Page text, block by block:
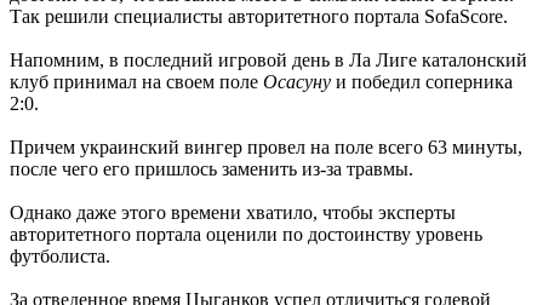
Так решили специалисты авторитетного портала SofaScore.
Напомним, в последний игровой день в Ла Лиге каталонский
клуб принимал на своем поле Осасуну и победил соперника
2:0.
Причем украинский вингер провел на поле всего 63 минуты,
после чего его пришлось заменить из-за травмы.
Однако даже этого времени хватило, чтобы эксперты
авторитетного портала оценили по достоинству уровень
футболиста.
За отведенное время Цыганков успел отличиться голевой